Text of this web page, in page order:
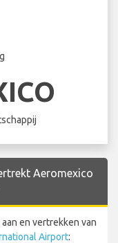
Aeromexico
en vertrekken van
Airport: